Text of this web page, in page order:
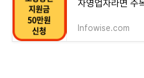
lnfowise.com